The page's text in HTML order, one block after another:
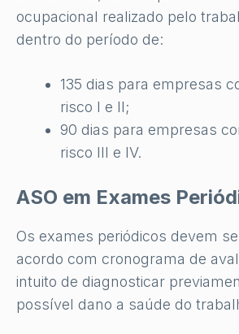
ocupacional realizado pelo
dentro do período de:
135 dias para empresas
risco I e II;
90 dias para empresas
risco III e IV.
ASO em Exames
Os exames periódicos devem
acordo com cronograma de
intuito de diagnosticar
possível dano a saúde do